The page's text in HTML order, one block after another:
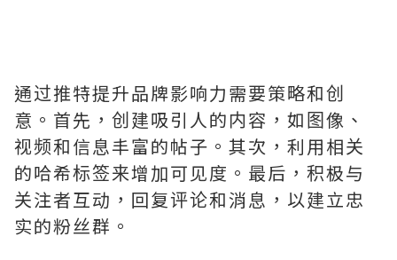
通过推特提升品牌影响力需要策略和创
意。首先，创建吸引人的内容，如图像、
视频和信息丰富的帖子。其次，利用相关
的哈希标签来增加可见度。最后，积极与
关注者互动，回复评论和消息，以建立忠
实的粉丝群。